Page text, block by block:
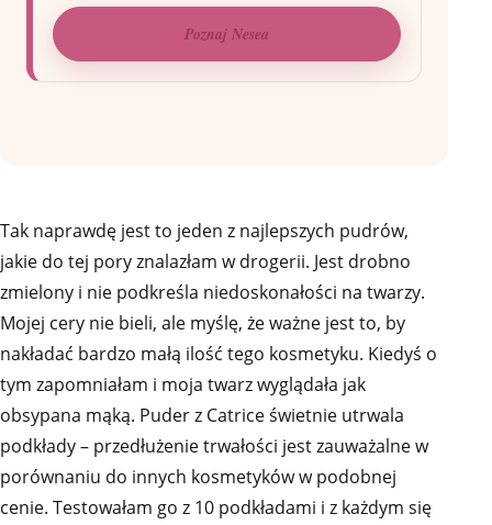
Poznaj Nesea
Tak naprawdę jest to jeden z najlepszych pudrów,
jakie do tej pory znalazłam w drogerii. Jest drobno
zmielony i nie podkreśla niedoskonałości na twarzy.
Mojej cery nie bieli, ale myślę, że ważne jest to, by
nakładać bardzo małą ilość tego kosmetyku. Kiedyś o
tym zapomniałam i moja twarz wyglądała jak
obsypana mąką. Puder z Catrice świetnie utrwala
podkłady – przedłużenie trwałości jest zauważalne w
porównaniu do innych kosmetyków w podobnej
cenie. Testowałam go z 10 podkładami i z każdym się